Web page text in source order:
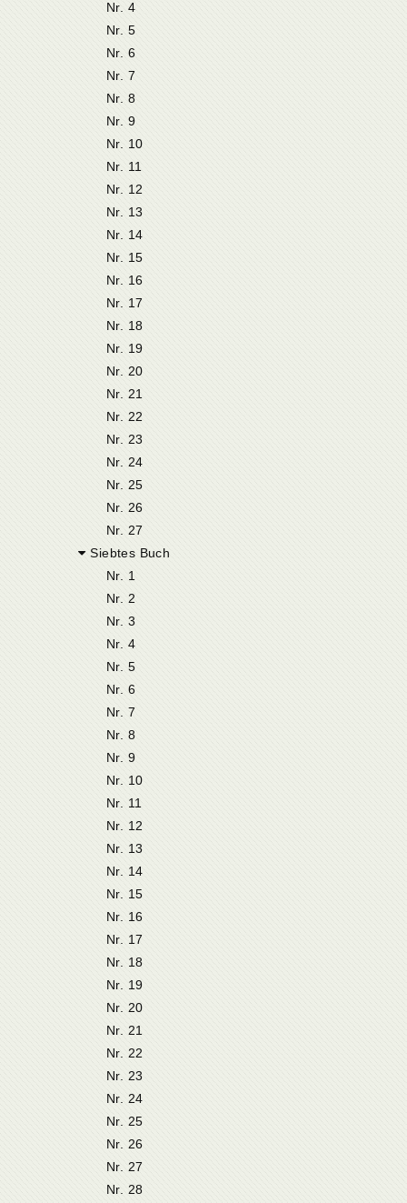
Nr. 4
Nr. 5
Nr. 6
Nr. 7
Nr. 8
Nr. 9
Nr. 10
Nr. 11
Nr. 12
Nr. 13
Nr. 14
Nr. 15
Nr. 16
Nr. 17
Nr. 18
Nr. 19
Nr. 20
Nr. 21
Nr. 22
Nr. 23
Nr. 24
Nr. 25
Nr. 26
Nr. 27
Siebtes Buch
Nr. 1
Nr. 2
Nr. 3
Nr. 4
Nr. 5
Nr. 6
Nr. 7
Nr. 8
Nr. 9
Nr. 10
Nr. 11
Nr. 12
Nr. 13
Nr. 14
Nr. 15
Nr. 16
Nr. 17
Nr. 18
Nr. 19
Nr. 20
Nr. 21
Nr. 22
Nr. 23
Nr. 24
Nr. 25
Nr. 26
Nr. 27
Nr. 28